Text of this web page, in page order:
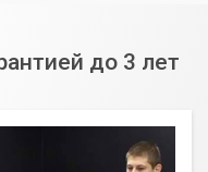
до 3 лет